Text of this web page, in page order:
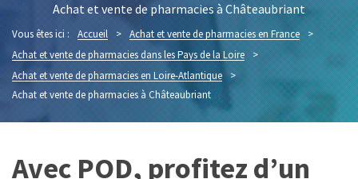
Achat et vente de pharmacies à Châteaubriant
Vous êtes ici : Accueil > Achat et vente de pharmacies en France
>
Achat et vente de pharmacies dans les Pays de la Loire
>
Achat et vente de pharmacies en Loire-Atlantique >
Achat et vente de pharmacies à Châteaubriant
Avec POD, profitez d’un